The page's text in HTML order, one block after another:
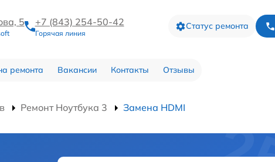
5 +7 (843) 254-50-42
Горячая линия
Статус ремонта
ремонта Вакансии Контакты Отзывы
Ремонт Ноутбука 3 Замена HDMI